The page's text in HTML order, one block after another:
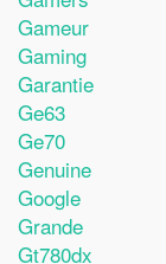
Gameur
Gaming
Garantie
Ge63
Ge70
Genuine
Google
Grande
Gt780dx